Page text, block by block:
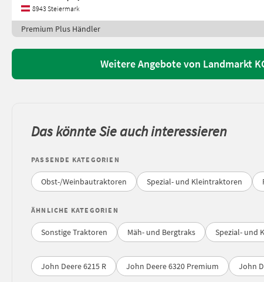
8943 Steiermark
Premium Plus Händler
Weitere Angebote von Landmarkt
Das könnte Sie auch interessieren
PASSENDE KATEGORIEN
Obst-/Weinbautraktoren Spezial- und Kleintraktoren
ÄHNLICHE KATEGORIEN
Sonstige Traktoren Mäh- und Bergtraks Spezial- und
John Deere 6215 R John Deere 6320 Premium John